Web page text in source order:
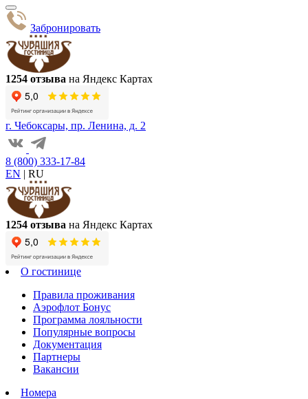
Забронировать
1254 отзыва на Яндекс Картах
г. Чебоксары, пр. Ленина, д. 2
8 (800) 333-17-84
EN | RU
1254 отзыва на Яндекс Картах
О гостинице
Правила проживания
Аэрофлот Бонус
Программа лояльности
Популярные вопросы
Документация
Партнеры
Вакансии
Номера